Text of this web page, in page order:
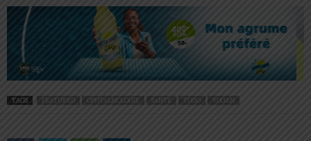
TAGS FEATURED OPHTALMOLOGIE SANTÉ TOGO VOGAN